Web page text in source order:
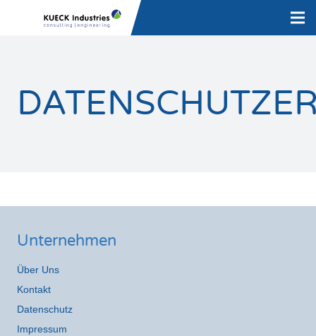
Unternehmen
Über Uns
Kontakt
Datenschutz
Impressum